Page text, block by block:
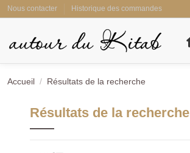
Nous contacter Historique des commandes
Accueil Résultats de la recherche
Résultats de la recherche